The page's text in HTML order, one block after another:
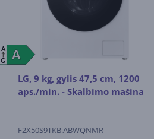
A
A
A
G
LG, 9 kg, gylis 47,5 cm, 1200
aps./min. - Skalbimo mašina
F2X50S9TKB.ABWQNMR